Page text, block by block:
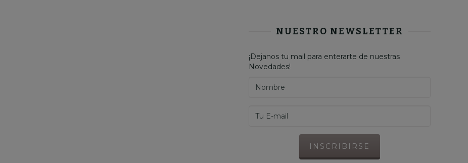
NUESTRO NEWSLETTER
¡Dejanos tu mail para enterarte de nuestras
Novedades!